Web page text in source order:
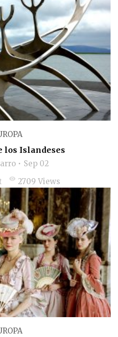
los Islandeses
Sep 02
visibility 2709 Views